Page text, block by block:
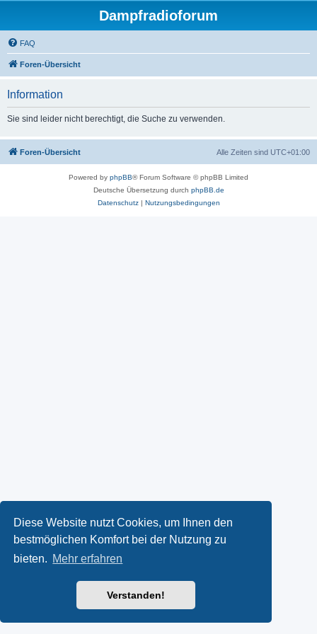
Diese Website nutzt Cookies, um Ihnen den
bestmöglichen Komfort bei der Nutzung zu
bieten. Mehr erfahren
Verstanden!
Dampfradioforum
FAQ
Foren-Übersicht
Information
Sie sind leider nicht berechtigt, die Suche zu verwenden.
Foren-Übersicht Alle Zeiten sind UTC+01:00
Powered by phpBB® Forum Software © phpBB Limited
Deutsche Übersetzung durch phpBB.de
Datenschutz| Nutzungsbedingungen